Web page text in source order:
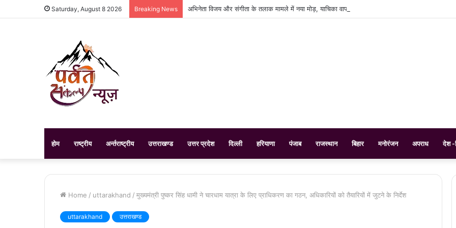
Saturday, August 8 2026 Breaking News अभिनेता विजय और संगीता के तलाक मामले में नया मोड़, याचिका वापस
होम राष्ट्रीय अर्न्तराष्ट्रीय उत्तराखण्ड उत्तर प्रदेश दिल्ली हरियाणा पंजाब राजस्थान बिहार मनोरंजन अपराध देश -
Home / uttarakhand / मुख्यमंत्री पुष्कर सिंह धामी ने चारधाम यात्रा के लिए प्राधिकरण का गठन, अधिकारियों को तैयारियों में जुटने के निर्देश
uttarakhand उत्तराखण्ड